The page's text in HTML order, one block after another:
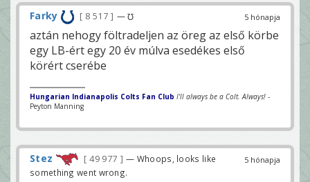
5 hónapja
Farky 8 517 — ℧
aztán nehogy föltradeljen az öreg az első körbe
egy LB-ért egy 20 év múlva esedékes első
körért cserébe
Hungarian Indianapolis Colts Fan Club I'll always be a Colt. Always! -
Peyton Manning
5 hónapja
Stez 49 977
— Whoops, looks like
something went wrong.